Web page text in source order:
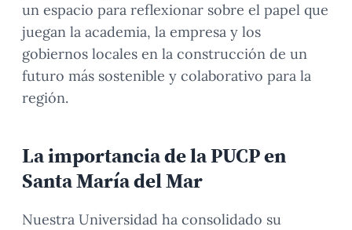
un espacio para reflexionar sobre el papel que
juegan la academia, la empresa y los
gobiernos locales en la construcción de un
futuro más sostenible y colaborativo para la
región.
La importancia de la PUCP en
Santa María del Mar
Nuestra Universidad ha consolidado su